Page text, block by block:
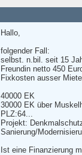
Hallo,
folgender Fall:
selbst. n.bil. seit 15
Freundin netto 450
Fixkosten ausser
40000 EK
30000 EK über
PLZ:64...
Projekt:
Sanierung/
Ist eine Finanzierung